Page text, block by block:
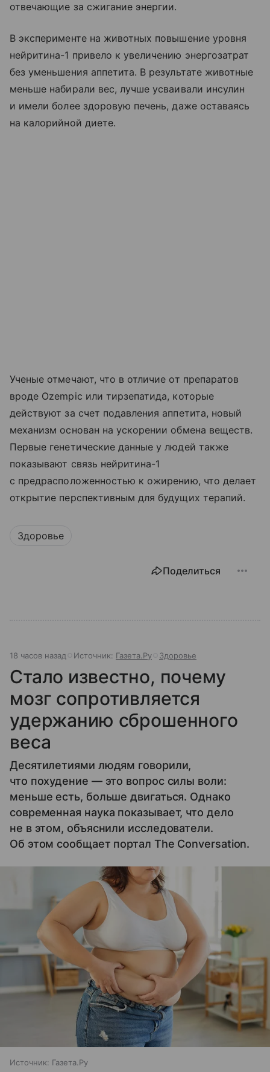
отвечающие за сжигание энергии.
В эксперименте на животных повышение уровня
нейритина-1 привело к увеличению энергозатрат
без уменьшения аппетита. В результате животные
меньше набирали вес, лучше усваивали инсулин
и имели более здоровую печень, даже оставаясь
на калорийной диете.
Ученые отмечают, что в отличие от препаратов
вроде Ozempic или тирзепатида, которые
действуют за счет подавления аппетита, новый
механизм основан на ускорении обмена веществ.
Первые генетические данные у людей также
показывают связь нейритина-1
с предрасположенностью к ожирению, что делает
открытие перспективным для будущих терапий.
Здоровье
Поделиться
18 часов назад Источник: Газета.Ру Здоровье
Стало известно, почему
мозг сопротивляется
удержанию сброшенного
веса
Десятилетиями людям говорили,
что похудение — это вопрос силы воли:
меньше есть, больше двигаться. Однако
современная наука показывает, что дело
не в этом, объяснили исследователи.
Об этом сообщает портал The Conversation.
Источник: Газета.Ру